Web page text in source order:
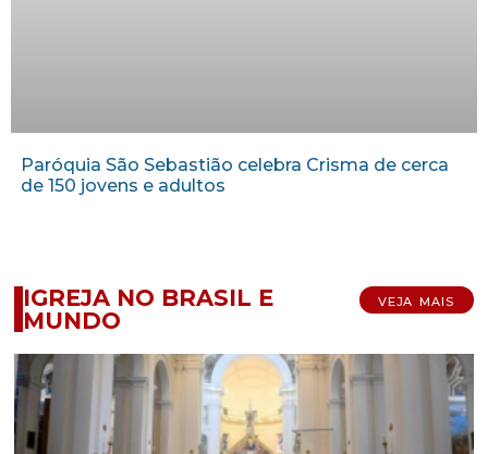
Paróquia São Sebastião celebra Crisma de cerca
de 150 jovens e adultos
IGREJA NO BRASIL E
MUNDO
VEJA MAIS